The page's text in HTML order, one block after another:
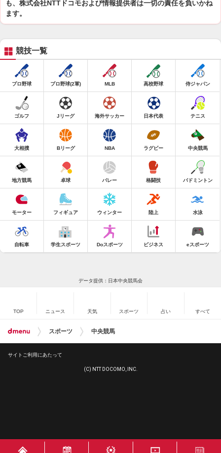
も、株式会社NTTドコモおよび情報提供者は一切の責任を負いかね
ます。
競技一覧
プロ野球 プロ野球(2軍) MLB 高校野球 侍ジャパン
ゴルフ Jリーグ 海外サッカー 日本代表 テニス
大相撲 Bリーグ NBA ラグビー 中央競馬
地方競馬 卓球 バレー 格闘技 バドミントン
モーター フィギュア ウィンター 陸上 水泳
自転車 学生スポーツ Doスポーツ ビジネス eスポーツ
データ提供：日本中央競馬会
TOP ニュース 天気 スポーツ 占い すべて
スポーツ 中央競馬
サイトご利用にあたって
(C) NTT DOCOMO, INC.